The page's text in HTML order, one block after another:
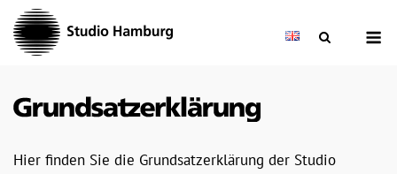
Skip
content
Hier finden Sie die Grundsatzerklärung der Studio